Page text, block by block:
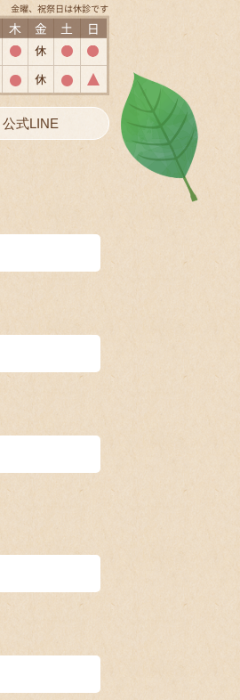
公式LINE